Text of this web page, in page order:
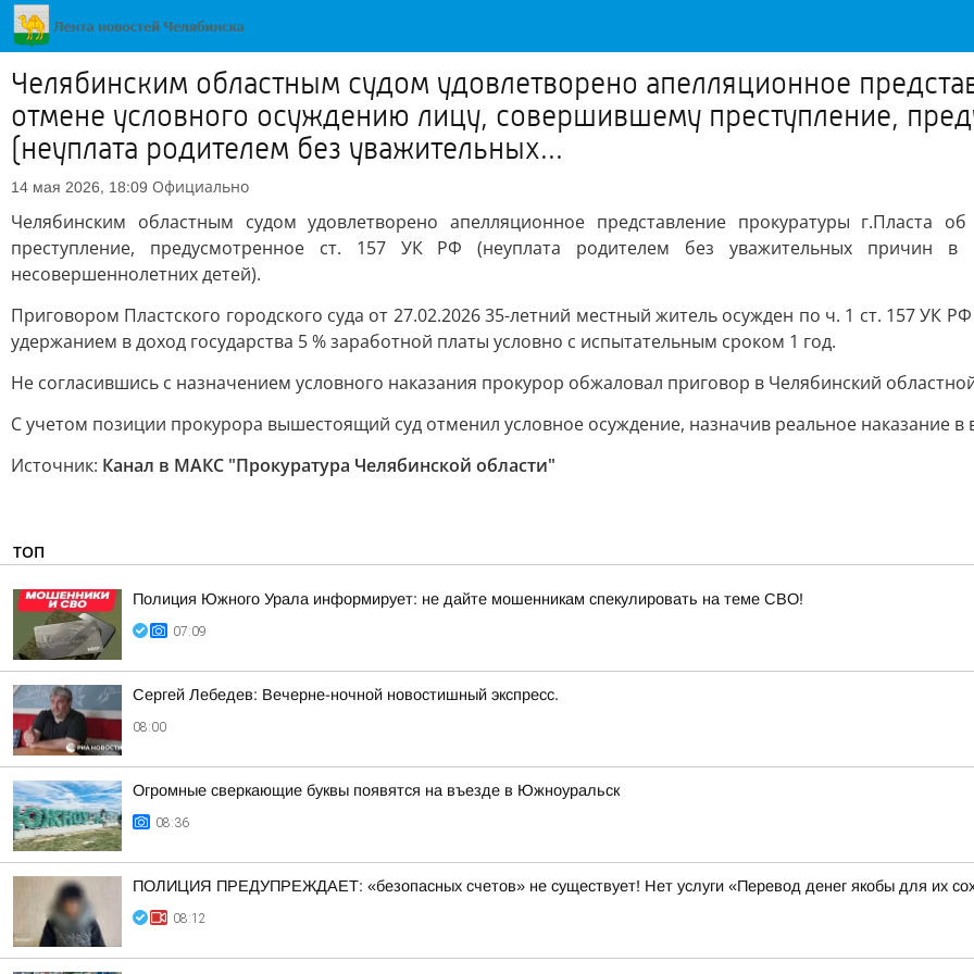
Челябинским областным судом удовлетворено апелляционное
отмене условного осуждению лицу, совершившему преступление,
(неуплата родителем без уважительных...
14 мая 2026, 18:09 Официально
Челябинским областным судом удовлетворено апелляционное представление прокуратуры г.Пласта
преступление, предусмотренное ст. 157 УК РФ (неуплата родителем без уважительных причин
несовершеннолетних детей).
Приговором Пластского городского суда от 27.02.2026 35-летний местный житель осужден по ч. 1 ст. 157 УК
удержанием в доход государства 5 % заработной платы условно с испытательным сроком 1 год.
Не согласившись с назначением условного наказания прокурор обжаловал приговор в Челябинский
С учетом позиции прокурора вышестоящий суд отменил условное осуждение, назначив реальное наказание в
Источник: Канал в МАКС "Прокуратура Челябинской области"
ТОП
Полиция Южного Урала информирует: не дайте мошенникам спекулировать на теме СВО!
07:09
Сергей Лебедев: Вечерне-ночной новостишный экспресс.
08:00
Огромные сверкающие буквы появятся на въезде в Южноуральск
08:36
ПОЛИЦИЯ ПРЕДУПРЕЖДАЕТ: «безопасных счетов» не существует! Нет услуги «Перевод денег якобы для их
08:12